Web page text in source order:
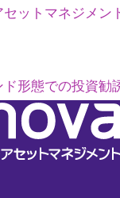
ットマネジメン
形態での投資勧